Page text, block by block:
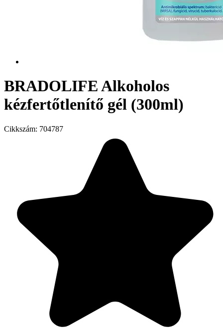
BRADOLIFE Alkoholos
kézfertőtlenítő gél (300ml)
Cikkszám: 704787